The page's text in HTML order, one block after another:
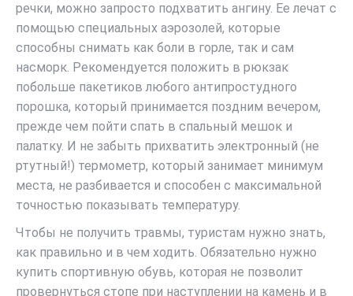
речки, можно запросто подхватить ангину. Ее лечат с
помощью специальных аэрозолей, которые
способны снимать как боли в горле, так и сам
насморк. Рекомендуется положить в рюкзак
побольше пакетиков любого антипростудного
порошка, который принимается поздним вечером,
прежде чем пойти спать в спальный мешок и
палатку. И не забыть прихватить электронный (не
ртутный!) термометр, который занимает минимум
места, не разбивается и способен с максимальной
точностью показывать температуру.
Чтобы не получить травмы, туристам нужно знать,
как правильно и в чем ходить. Обязательно нужно
купить спортивную обувь, которая не позволит
провернуться стопе при наступлении на камень и в